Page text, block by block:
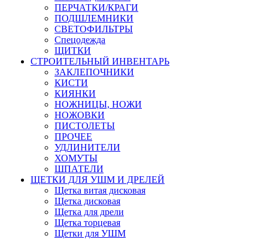
ПЕРЧАТКИ/КРАГИ
ПОДШЛЕМНИКИ
СВЕТОФИЛЬТРЫ
Спецодежда
ЩИТКИ
СТРОИТЕЛЬНЫЙ ИНВЕНТАРЬ
ЗАКЛЕПОЧНИКИ
КИСТИ
КИЯНКИ
НОЖНИЦЫ, НОЖИ
НОЖОВКИ
ПИСТОЛЕТЫ
ПРОЧЕЕ
УДЛИНИТЕЛИ
ХОМУТЫ
ШПАТЕЛИ
ЩЕТКИ ДЛЯ УШМ И ДРЕЛЕЙ
Щетка витая дисковая
Щетка дисковая
Щетка для дрели
Щетка торцевая
Щетки для УШМ